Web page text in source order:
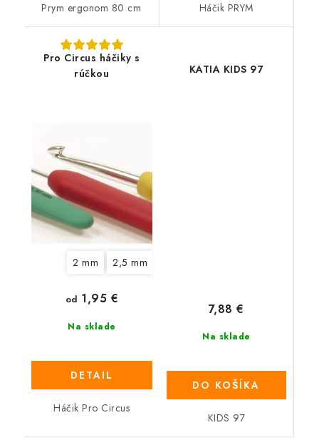
Prym ergonom 80 cm Háčik PRYM
Pro Circus háčiky s
rúčkou
2 mm 2,5 mm
Na sklade
od 1,95 €
DETAIL
Háčik Pro Circus
KATIA KIDS 97
Na sklade
7,88 €
DO KOŠÍKA
KIDS 97